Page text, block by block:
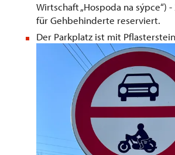
Wirtschaft „Hospoda na sýpce“)
für Gehbehinderte reserviert.
Der Parkplatz ist mit